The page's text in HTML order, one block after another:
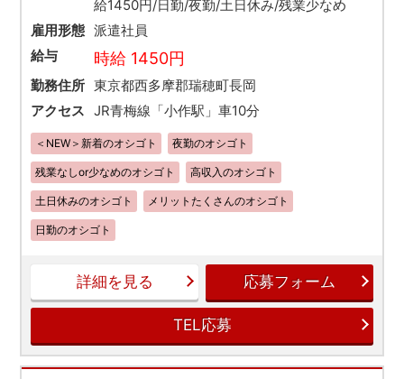
給1450円/日勤/夜勤/土日休み/残業少なめ
雇用形態 派遣社員
給与
時給 1450円
勤務住所 東京都西多摩郡瑞穂町長岡
アクセス
JR青梅線「小作駅」車10分
＜NEW＞新着のオシゴト 夜勤のオシゴト
残業なしor少なめのオシゴト 高収入のオシゴト
土日休みのオシゴト メリットたくさんのオシゴト
日勤のオシゴト
詳細を見る 応募フォーム
TEL応募